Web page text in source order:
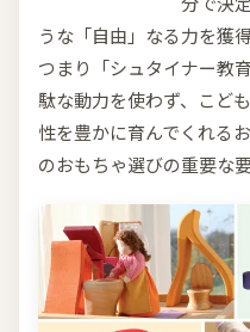
うな「自由」なる力を獲
つまり「シュタイナー教
駄な動力を使わず、こど
性を豊かに育んでくれる
のおもちゃ選びの重要な